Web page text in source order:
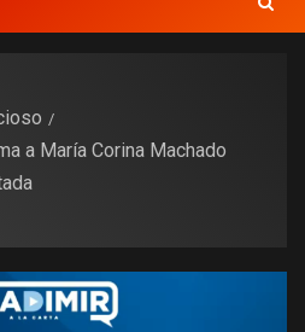
a María Corina Machado